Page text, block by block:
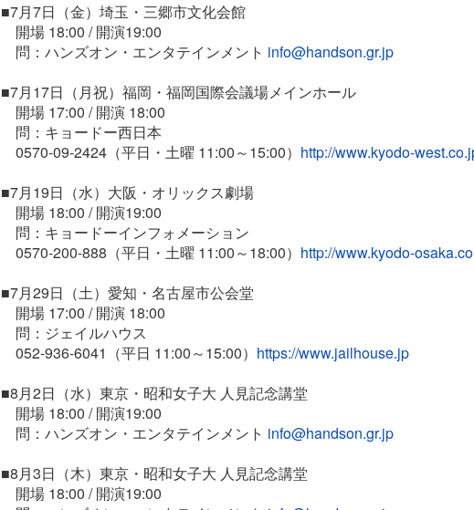
■7月7日（金）埼玉・三郷市文化会館
開場 18:00 / 開演19:00
問：ハンズオン・エンタテインメント info@handson.gr.jp
■7月17日（月祝）福岡・福岡国際会議場メインホール
開場 17:00 / 開演 18:00
問：キョードー⻄日本
0570-09-2424（平日・土曜 11:00～15:00） http://www.kyodo-
■7月19日（水）大阪・オリックス劇場
開場 18:00 / 開演19:00
問：キョードーインフォメーション
0570-200-888（平日・土曜 11:00～18:00） http://www.kyodo-
■7月29日（土）愛知・名古屋市公会堂
開場 17:00 / 開演 18:00
問：ジェイルハウス
052-936-6041（平日 11:00～15:00） https://www.jailhouse.jp
■8月2日（水）東京・昭和女子大 人見記念講堂
開場 18:00 / 開演19:00
問：ハンズオン・エンタテインメント info@handson.gr.jp
■8月3日（木）東京・昭和女子大 人見記念講堂
開場 18:00 / 開演19:00